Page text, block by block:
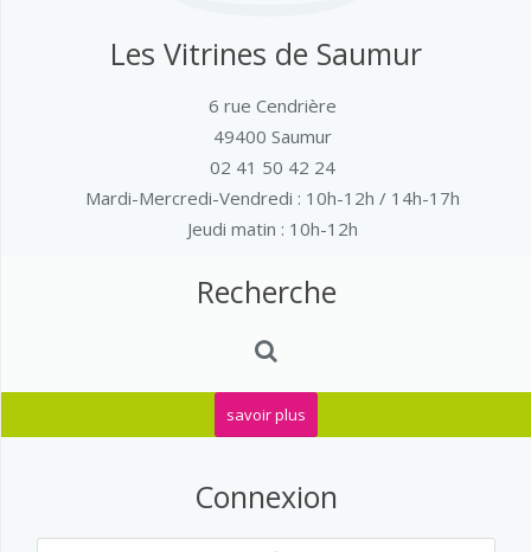
Les Vitrines de Saumur
6 rue Cendrière
49400 Saumur
02 41 50 42 24
Mardi-Mercredi-Vendredi : 10h-12h / 14h-17h
Jeudi matin : 10h-12h
Recherche
savoir plus
Connexion